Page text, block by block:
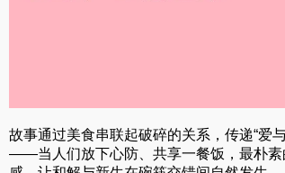
故事通过美食串联起破碎的关系，传递“爱
——当人们放下心防、共享一餐饭，最朴素